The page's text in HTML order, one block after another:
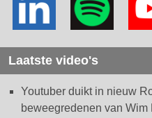
Laatste video's
Youtuber duikt in nieuw
beweegredenen van Wim